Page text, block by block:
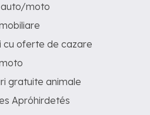
auto/moto
cu oferte de cazare
gratuite animale
Apróhirdetés